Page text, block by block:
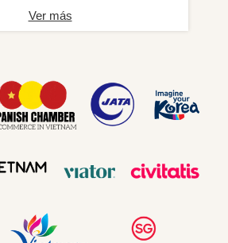
Ver más